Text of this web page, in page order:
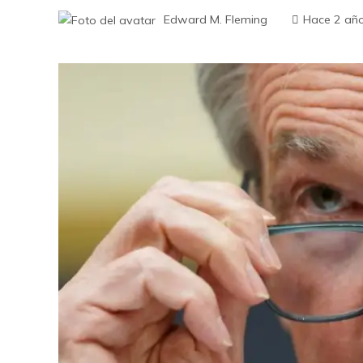
Edward M. Fleming Hace 2